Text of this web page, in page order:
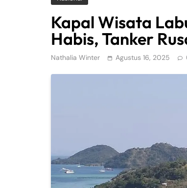
Kapal Wisata
Habis, Tanker
Nathalia Winter Agustus 16, 2025